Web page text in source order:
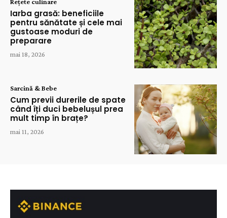
Iarba grasă: beneficiile
pentru sănătate și cele mai
gustoase moduri de
preparare
mai 18, 2026
Sarcină & Bebe
Cum previi durerile de spate
când îți duci bebelușul prea
mult timp în brațe?
mai 11, 2026